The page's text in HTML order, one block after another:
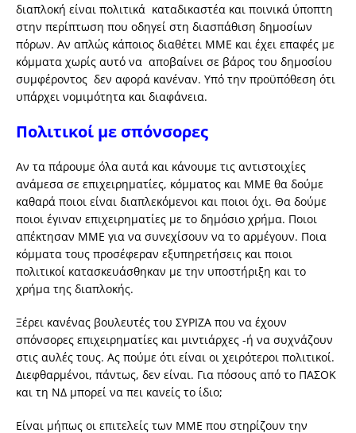
διαπλοκή είναι πολιτικά καταδικαστέα και ποινικά ύποπτη
στην περίπτωση που οδηγεί στη διασπάθιση δημοσίων
πόρων. Αν απλώς κάποιος διαθέτει ΜΜΕ και έχει επαφές με
κόμματα χωρίς αυτό να αποβαίνει σε βάρος του δημοσίου
συμφέροντος δεν αφορά κανέναν. Υπό την προϋπόθεση ότι
υπάρχει νομιμότητα και διαφάνεια.
Πολιτικοί με σπόνσορες
Αν τα πάρουμε όλα αυτά και κάνουμε τις αντιστοιχίες
ανάμεσα σε επιχειρηματίες, κόμματος και ΜΜΕ θα δούμε
καθαρά ποιοι είναι διαπλεκόμενοι και ποιοι όχι. Θα δούμε
ποιοι έγιναν επιχειρηματίες με το δημόσιο χρήμα. Ποιοι
απέκτησαν ΜΜΕ για να συνεχίσουν να το αρμέγουν. Ποια
κόμματα τους προσέφεραν εξυπηρετήσεις και ποιοι
πολιτικοί κατασκευάσθηκαν με την υποστήριξη και το
χρήμα της διαπλοκής.
Ξέρει κανένας βουλευτές του ΣΥΡΙΖΑ που να έχουν
σπόνσορες επιχειρηματίες και μιντιάρχες -ή να συχνάζουν
στις αυλές τους. Ας πούμε ότι είναι οι χειρότεροι πολιτικοί.
Διεφθαρμένοι, πάντως, δεν είναι. Για πόσους από το ΠΑΣΟΚ
και τη ΝΔ μπορεί να πει κανείς το ίδιο;
Είναι μήπως οι επιτελείς των ΜΜΕ που στηρίζουν την